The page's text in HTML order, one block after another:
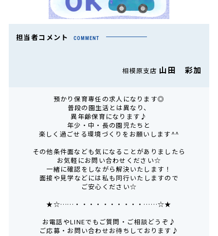
担当者コメント COMMENT
相模原支店 山田 彩加
預かり保育専任の求人になります◎
普段の園生活とは異なり、
異年齢保育になります♪
年少・中・長の園児たちと
楽しく過ごせる環境づくりをお願いします^^
その他条件面なども気になることがありましたら
お気軽にお問い合わせください☆
一緒に確認をしながら解決いたします！
面接や見学などには私も同行いたしますので
ご安心ください☆
★☆……・・・・・・・・・・……☆★
お電話やLINEでもご質問・ご相談どうぞ♪
ご応募・お問い合わせお待ちしております♪